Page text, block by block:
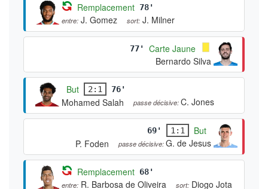
Remplacement 78'
entre: J. Gomez sort: J. Milner
77'
Carte Jaune
Bernardo Silva
But 2:1 76'
Mohamed Salah passe décisive:C. Jones
69' 1:1
But
P. Foden
passe décisive:G. de Jesus
Remplacement 68'
entre: R. Barbosa de Oliveira sort: Diogo Jota